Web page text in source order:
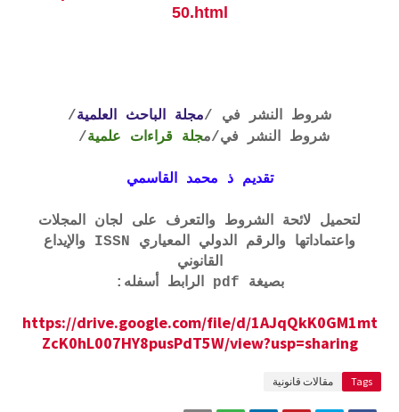
50.html
شروط النشر في /مجلة الباحث العلمية/
شروط النشر في/مجلة قراءات علمية/
تقديم ذ محمد القاسمي
لتحميل لائحة الشروط والتعرف على لجان المجلات
واعتماداتها والرقم الدولي المعياري ISSN والإيداع
القانوني
بصيغة pdf الرابط أسفله:
https://drive.google.com/file/d/1AJqQkK0GM1mt
ZcK0hL007HY8pusPdT5W/view?usp=sharing
Tags مقالات قانونية